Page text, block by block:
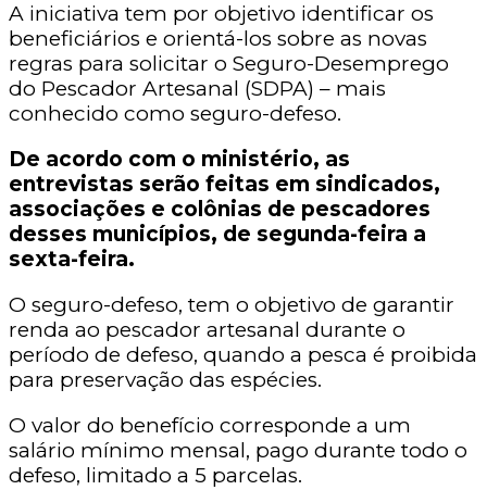
A iniciativa tem por objetivo identificar os
beneficiários e orientá-los sobre as novas
regras para solicitar o Seguro-Desemprego
do Pescador Artesanal (SDPA) – mais
conhecido como seguro-defeso.
De acordo com o ministério, as
entrevistas serão feitas em sindicados,
associações e colônias de pescadores
desses municípios, de segunda-feira a
sexta-feira.
O seguro-defeso, tem o objetivo de garantir
renda ao pescador artesanal durante o
período de defeso, quando a pesca é proibida
para preservação das espécies.
O valor do benefício corresponde a um
salário mínimo mensal, pago durante todo o
defeso, limitado a 5 parcelas.